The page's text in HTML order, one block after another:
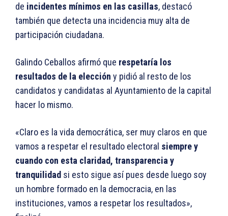
de incidentes mínimos en las casillas, destacó
también que detecta una incidencia muy alta de
participación ciudadana.
Galindo Ceballos afirmó que respetaría los
resultados de la elección y pidió al resto de los
candidatos y candidatas al Ayuntamiento de la capital
hacer lo mismo.
«Claro es la vida democrática, ser muy claros en que
vamos a respetar el resultado electoral siempre y
cuando con esta claridad, transparencia y
tranquilidad si esto sigue así pues desde luego soy
un hombre formado en la democracia, en las
instituciones, vamos a respetar los resultados»,